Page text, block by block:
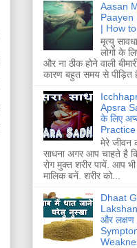
Aasan
Paayen
| How
मृत्यु
लोगो के
और ना ठीक होने वाली
कारण बहुत समय से पीड़ित
Apsra
के लिए
मेरे जीवन
साधना अगर आप चाहते है
रोग मुक्त शरीर पायें. आप
मालिक बनें. शरीर को...
Dhaat
और